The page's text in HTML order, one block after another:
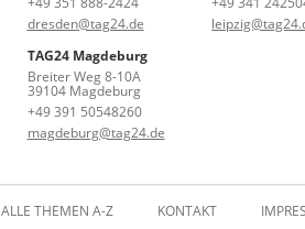
dresden@tag24.de
TAG24 Magdeburg
Breiter Weg 8-10A
39104 Magdeburg
+49 391 50548260
magdeburg@tag24.de
ALLE THEMEN A-Z KONTAKT